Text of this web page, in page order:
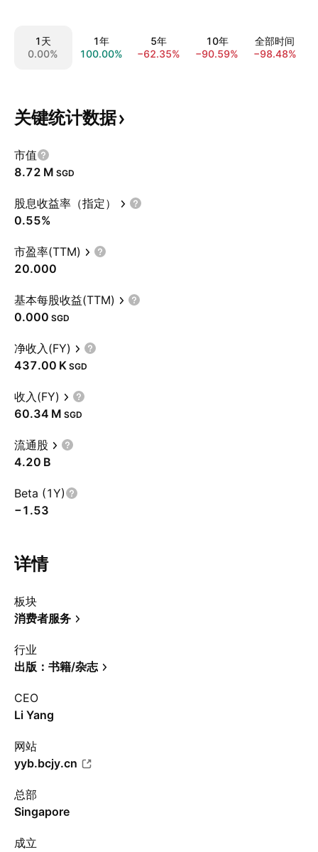
1天
0.00%
1年
100.00%
5年
−62.35%
10年
−90.59%
全部时间
−98.48%
关键统计数据
市值
‪8.72 M‬ SGD
股息收益率（指定）
0.55%
市盈率(TTM)
20.000
基本每股收益(TTM)
0.000 SGD
净收入(FY)
‪437.00 K‬ SGD
收入(FY)
‪60.34 M‬ SGD
流通股
‪4.20 B‬
Beta (1Y)
−1.53
详情
板块
消费者服务
行业
出版：书籍/杂志
CEO
Li Yang
网站
yyb.bcjy.cn
总部
Singapore
成立